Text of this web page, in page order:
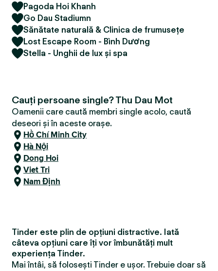
Pagoda Hoi Khanh
Go Dau Stadiumn
Sănătate naturală & Clinica de frumusețe
Lost Escape Room - Bình Dương
Stella - Unghii de lux și spa
Cauți persoane single? Thu Dau Mot
Oamenii care caută membri single acolo, caută
deseori și în aceste orașe.
Hồ Chí Minh City
Hà Nội
Dong Hoi
Viet Tri
Nam Định
Tinder este plin de opțiuni distractive. Iată
câteva opțiuni care îți vor îmbunătăți mult
experiența Tinder.
Mai întâi, să folosești Tinder e ușor. Trebuie doar să